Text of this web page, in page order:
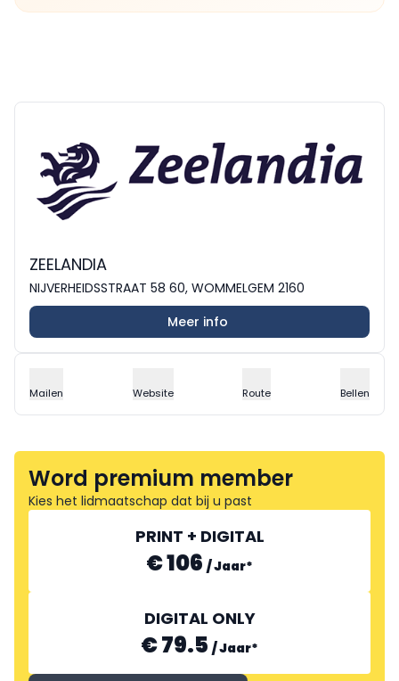
ZEELANDIA
NIJVERHEIDSSTRAAT 58 60, WOMMELGEM 2160
Meer info
Mailen Website Route Bellen
Word premium member
Kies het lidmaatschap dat bij u past
PRINT + DIGITAL
€ 106 /Jaar*
DIGITAL ONLY
€ 79.5 /Jaar*